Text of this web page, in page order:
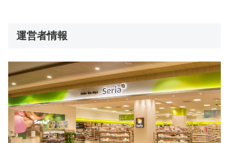
運営者情報